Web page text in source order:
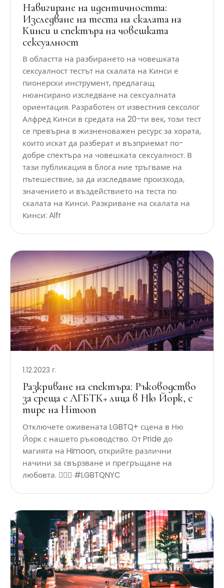
Навигиране на идентичността:
Изследване на теста на скалата на
Кинси и спектъра на човешката
сексуалност
В областта на разбирането на човешката
сексуалност тестът на скалата на Кинси е
пионерски инструмент, предлагащ
нюансирано изследване на сексуалната
ориентация. Разработен от известния сексолог
Алфред Кинси в средата на 20-ти век, този тест
се превърна в жизненоважен ресурс за хората,
които искат да разберат и възприемат по-
добре спектъра на човешката сексуалност. В
тази публикация в блога ние тръгваме на
пътешествие, за да изследваме произхода,
значението и въздействието на теста по
скалата на Кинси. Разкриване на скалата на
Кинси: Alfr
1.12.2023 г.
Разкриване на спектъра: Ръководство
за среща с ЛГБТК+ лица в Ню Йорк, с
тире на Himoon
Отключете оживената LGBTQ+ сцена в Ню
Йорк с нашето ръководство. От Pride до
магията на Himoon, открийте различни
начини за свързване и прегръщане на
любовта. 🏳️‍🌈✨ #LGBTQNYC